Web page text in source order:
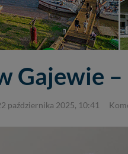
Gajewie
października 2025, 10:41